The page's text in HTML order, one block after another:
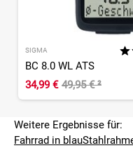
SIGMA
BC 8.0 WL ATS
34,99 € 49,95 €²
Weitere Ergebnisse für:
Fahrrad in blau